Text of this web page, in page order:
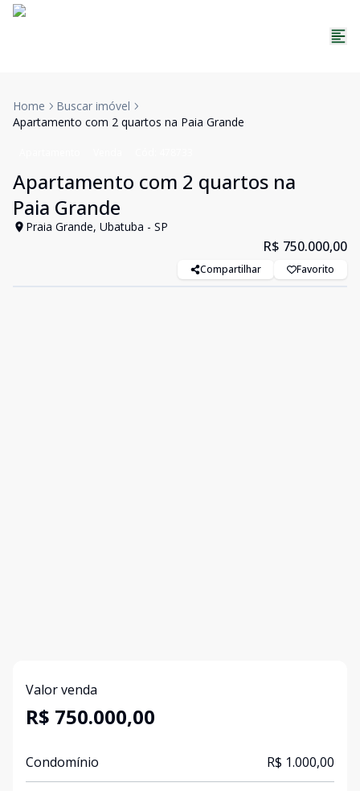
Home
Buscar imóvel
Apartamento com 2 quartos na Paia Grande
Apartamento com 2 quartos na
Paia Grande
Praia Grande, Ubatuba - SP
R$ 750.000,00
Compartilhar Favorito
Valor venda
R$ 750.000,00
Condomínio R$ 1.000,00